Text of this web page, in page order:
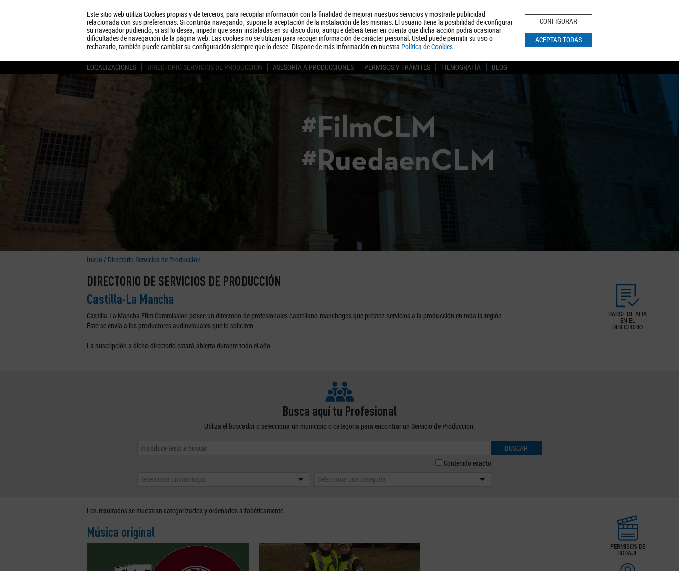
Este sitio web utiliza Cookies propias y de terceros, para recopilar información con la finalidad de mejorar nuestros servicios y mostrarle publicidad
relacionada con sus preferencias. Si continúa navegando, supone la aceptación de la instalación de las mismas. El usuario tiene la posibilidad de configurar
su navegador pudiendo, si así lo desea, impedir que sean instaladas en su disco duro, aunque deberá tener en cuenta que dicha acción podrá ocasionar
dificultades de navegación de la página web. Las cookies no se utilizan para recoger información de carácter personal. Usted puede permitir su uso o
rechazarlo, también puede cambiar su configuración siempre que lo desee. Dispone de más información en nuestra Política de Cookies.
CONFIGURAR
ACEPTAR TODAS
Quiénes somos Turismo Política de Privacidad Aviso Legal Política de Cookies
BUSCAR
LOCALIZACIONES DIRECTORIO SERVICIOS DE PRODUCCIÓN ASESORÍA A PRODUCCIONES PERMISOS Y TRÁMITES FILMOGRAFÍA BLOG
#FilmCLM
#RuedaenCLM
Inicio / Directorio Servicios de Producción
DARSE DE ALTA
EN EL
DIRECTORIO
DIRECTORIO DE SERVICIOS DE PRODUCCIÓN
Castilla-La Mancha
Castilla-La Mancha Film Commission posee un directorio de profesionales castellano-manchegos que presten servicios a la producción en toda la región.
Éste se envía a los productores audiovisuales que lo soliciten.
La suscripción a dicho directorio estará abierta durante todo el año.
Busca aquí tu Profesional
Utiliza el buscador o selecciona un municipio o categoría para encontrar un Servicio de Producción.
BUSCAR
Contenido exacto
Selecciona un municipio
Selecciona una categoría
PERMISOS DE
RODAJE
Los resultados se muestran categorizados y ordenados alfabéticamente.
Música original